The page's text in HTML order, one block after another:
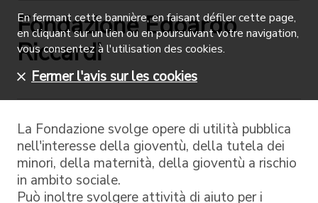
Fondazione Edoardo
Riccardi
La Fondazione svolge opere di utilità pubblica
nell'interesse della gioventù, della tutela dei
minori, della maternità, della gioventù a rischio
in ambito sociale.
Può inoltre svolgere attività di aiuto per i
En fermant cette bannière, en faisant défiler cette page,
en cliquant sur un lien ou en poursuivant votre navigation,
vous consentez à l'utilisation des cookies.
Fermer l'avis sur les cookies